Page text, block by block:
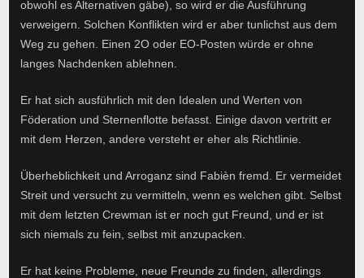
obwohl es Alternativen gäbe), so wird er die Ausführung
verweigern. Solchen Konflikten wird er aber tunlichst aus dem
Weg zu gehen. Einen 2O oder EO-Posten würde er ohne
langes Nachdenken ablehnen.
Er hat sich ausführlich mit den Idealen und Werten von
Föderation und Sternenflotte befasst. Einige davon vertritt er
mit dem Herzen, andere versteht er eher als Richtlinie.
Überheblichkeit und Arroganz sind Fabièn fremd. Er vermeidet
Streit und versucht zu vermitteln, wenn es welchen gibt. Selbst
mit dem letzten Crewman ist er noch gut Freund, und er ist
sich niemals zu fein, selbst mit anzupacken.
Er hat keine Probleme, neue Freunde zu finden, allerdings